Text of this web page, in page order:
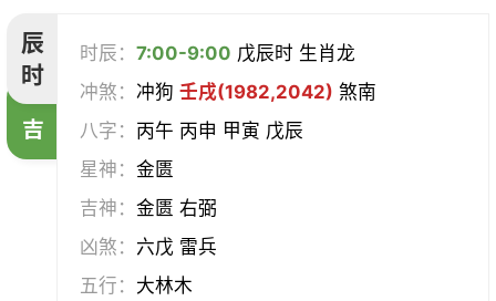
辰
时
吉
时辰：7:00-9:00 戊辰时 生肖龙
冲煞：冲狗壬戌(1982,2042) 煞南
八字： 丙午 丙申 甲寅 戊辰
星神：金匮
吉神：金匮 右弼
凶煞： 六戊 雷兵
五行： 大林木